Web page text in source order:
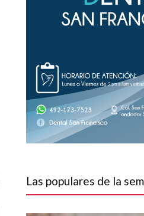
Las populares de la